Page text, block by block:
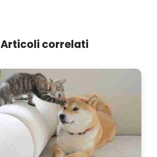
Articoli correlati